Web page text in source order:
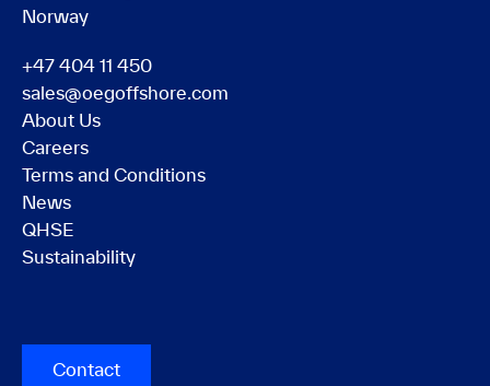
Norway
+47 404 11 450
sales@oegoffshore.com
About Us
Careers
Terms and Conditions
News
QHSE
Sustainability
Contact